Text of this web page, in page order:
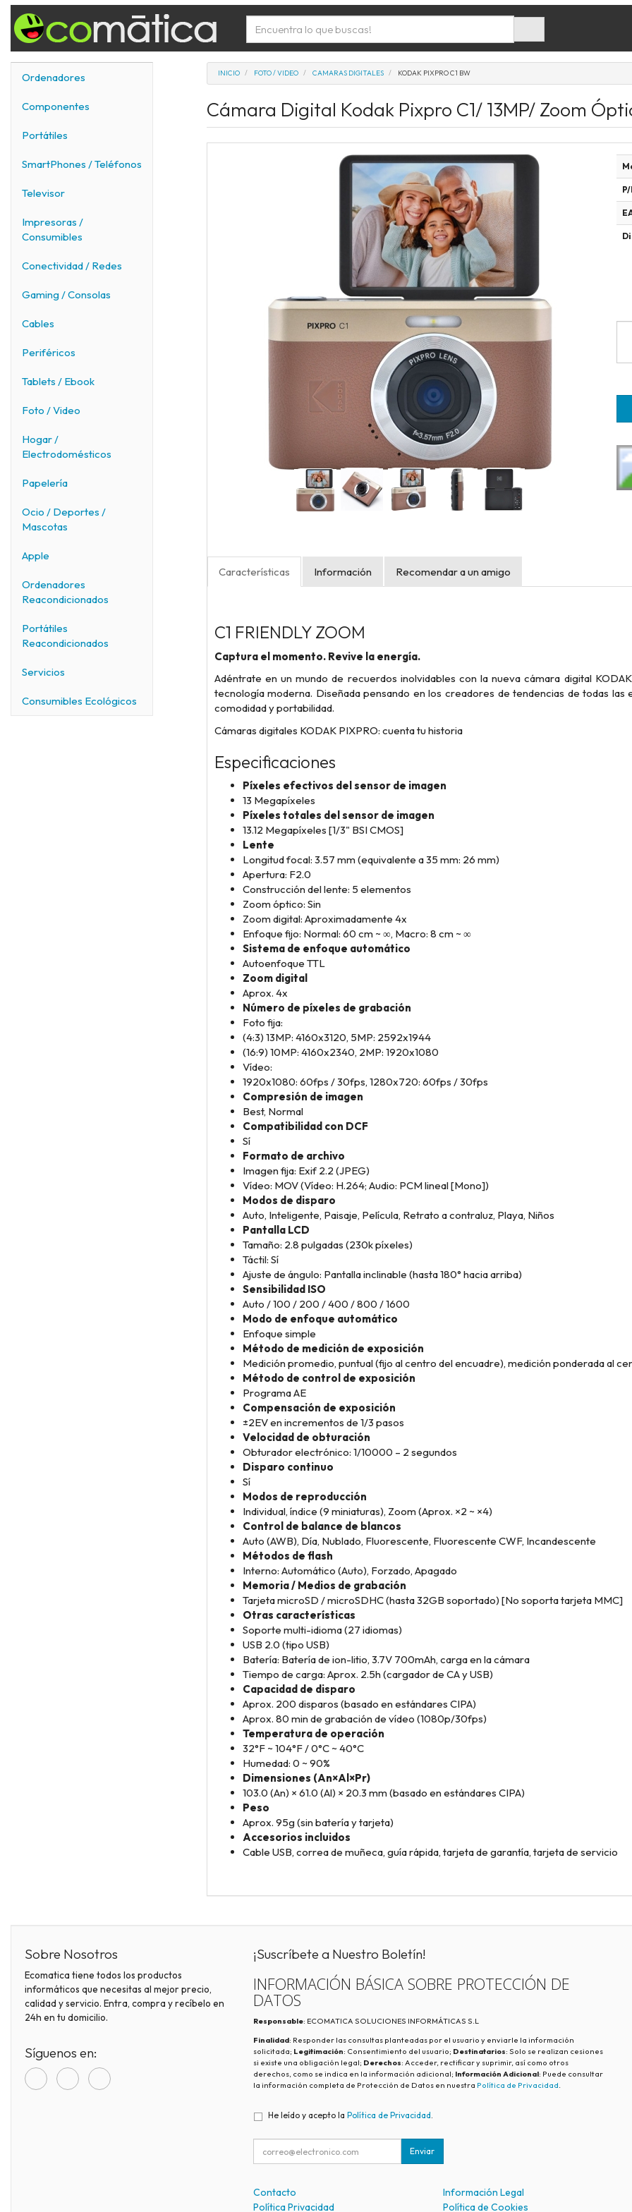
Ordenadores
Componentes
Portátiles
SmartPhones / Teléfonos
Televisor
Impresoras /
Consumibles
Conectividad / Redes
Gaming / Consolas
Cables
Periféricos
Tablets / Ebook
Foto / Video
Hogar /
Electrodomésticos
Papelería
Ocio / Deportes /
Mascotas
Apple
Ordenadores
Reacondicionados
Portátiles
Reacondicionados
Servicios
Consumibles Ecológicos
INICIO FOTO / VIDEO CAMARAS DIGITALES KODAK PIXPRO C1 BW
Cámara Digital Kodak Pixpro C1/ 13MP/ Zoom
Características Información Recomendar a un amigo
C1 FRIENDLY ZOOM
Captura el momento. Revive la energía.
Adéntrate en un mundo de recuerdos inolvidables con la nueva cámara digital
tecnología moderna. Diseñada pensando en los creadores de tendencias de todas
comodidad y portabilidad.
Cámaras digitales KODAK PIXPRO: cuenta tu historia
Especificaciones
Píxeles efectivos del sensor de imagen
13 Megapíxeles
Píxeles totales del sensor de imagen
13.12 Megapíxeles [1/3" BSI CMOS]
Lente
Longitud focal: 3.57 mm (equivalente a 35 mm: 26 mm)
Apertura: F2.0
Construcción del lente: 5 elementos
Zoom óptico: Sin
Zoom digital: Aproximadamente 4x
Enfoque fijo: Normal: 60 cm ~ ∞, Macro: 8 cm ~ ∞
Sistema de enfoque automático
Autoenfoque TTL
Zoom digital
Aprox. 4x
Número de píxeles de grabación
Foto fija:
(4:3) 13MP: 4160x3120, 5MP: 2592x1944
(16:9) 10MP: 4160x2340, 2MP: 1920x1080
Vídeo:
1920x1080: 60fps / 30fps, 1280x720: 60fps / 30fps
Compresión de imagen
Best, Normal
Compatibilidad con DCF
Sí
Formato de archivo
Imagen fija: Exif 2.2 (JPEG)
Vídeo: MOV (Vídeo: H.264; Audio: PCM lineal [Mono])
Modos de disparo
Auto, Inteligente, Paisaje, Película, Retrato a contraluz, Playa, Niños
Pantalla LCD
Tamaño: 2.8 pulgadas (230k píxeles)
Táctil: Sí
Ajuste de ángulo: Pantalla inclinable (hasta 180° hacia arriba)
Sensibilidad ISO
Auto / 100 / 200 / 400 / 800 / 1600
Modo de enfoque automático
Enfoque simple
Método de medición de exposición
Medición promedio, puntual (fijo al centro del encuadre), medición ponderada al
Método de control de exposición
Programa AE
Compensación de exposición
±2EV en incrementos de 1/3 pasos
Velocidad de obturación
Obturador electrónico: 1/10000 – 2 segundos
Disparo continuo
Sí
Modos de reproducción
Individual, índice (9 miniaturas), Zoom (Aprox. ×2 ~ ×4)
Control de balance de blancos
Auto (AWB), Día, Nublado, Fluorescente, Fluorescente CWF, Incandescente
Métodos de flash
Interno: Automático (Auto), Forzado, Apagado
Memoria / Medios de grabación
Tarjeta microSD / microSDHC (hasta 32GB soportado) [No soporta tarjeta MMC]
Otras características
Soporte multi-idioma (27 idiomas)
USB 2.0 (tipo USB)
Batería: Batería de ion-litio, 3.7V 700mAh, carga en la cámara
Tiempo de carga: Aprox. 2.5h (cargador de CA y USB)
Capacidad de disparo
Aprox. 200 disparos (basado en estándares CIPA)
Aprox. 80 min de grabación de vídeo (1080p/30fps)
Temperatura de operación
32°F ~ 104°F / 0°C ~ 40°C
Humedad: 0 ~ 90%
Dimensiones (An×Al×Pr)
103.0 (An) × 61.0 (Al) × 20.3 mm (basado en estándares CIPA)
Peso
Aprox. 95g (sin batería y tarjeta)
Accesorios incluidos
Cable USB, correa de muñeca, guía rápida, tarjeta de garantía, tarjeta de servicio
Sobre Nosotros
Ecomatica tiene todos los productos
informáticos que necesitas al mejor precio,
calidad y servicio. Entra, compra y recíbelo en
24h en tu domicilio.
Síguenos en:
¡Suscríbete a Nuestro Boletín!
INFORMACIÓN BÁSICA SOBRE PROTECCIÓN DE
DATOS
Responsable: ECOMATICA SOLUCIONES INFORMÁTICAS S.L
Finalidad: Responder las consultas planteadas por el usuario y enviarle la información
solicitada; Legitimación: Consentimiento del usuario; Destinatarios: Solo se realizan cesiones
si existe una obligación legal; Derechos: Acceder, rectificar y suprimir, así como otros
derechos, como se indica en la información adicional; Información Adicional: Puede consultar
la información completa de Protección de Datos en nuestra Política de Privacidad.
He leído y acepto la Política de Privacidad.
Enviar
Contacto
Información Legal
Política Privacidad
Política de Cookies